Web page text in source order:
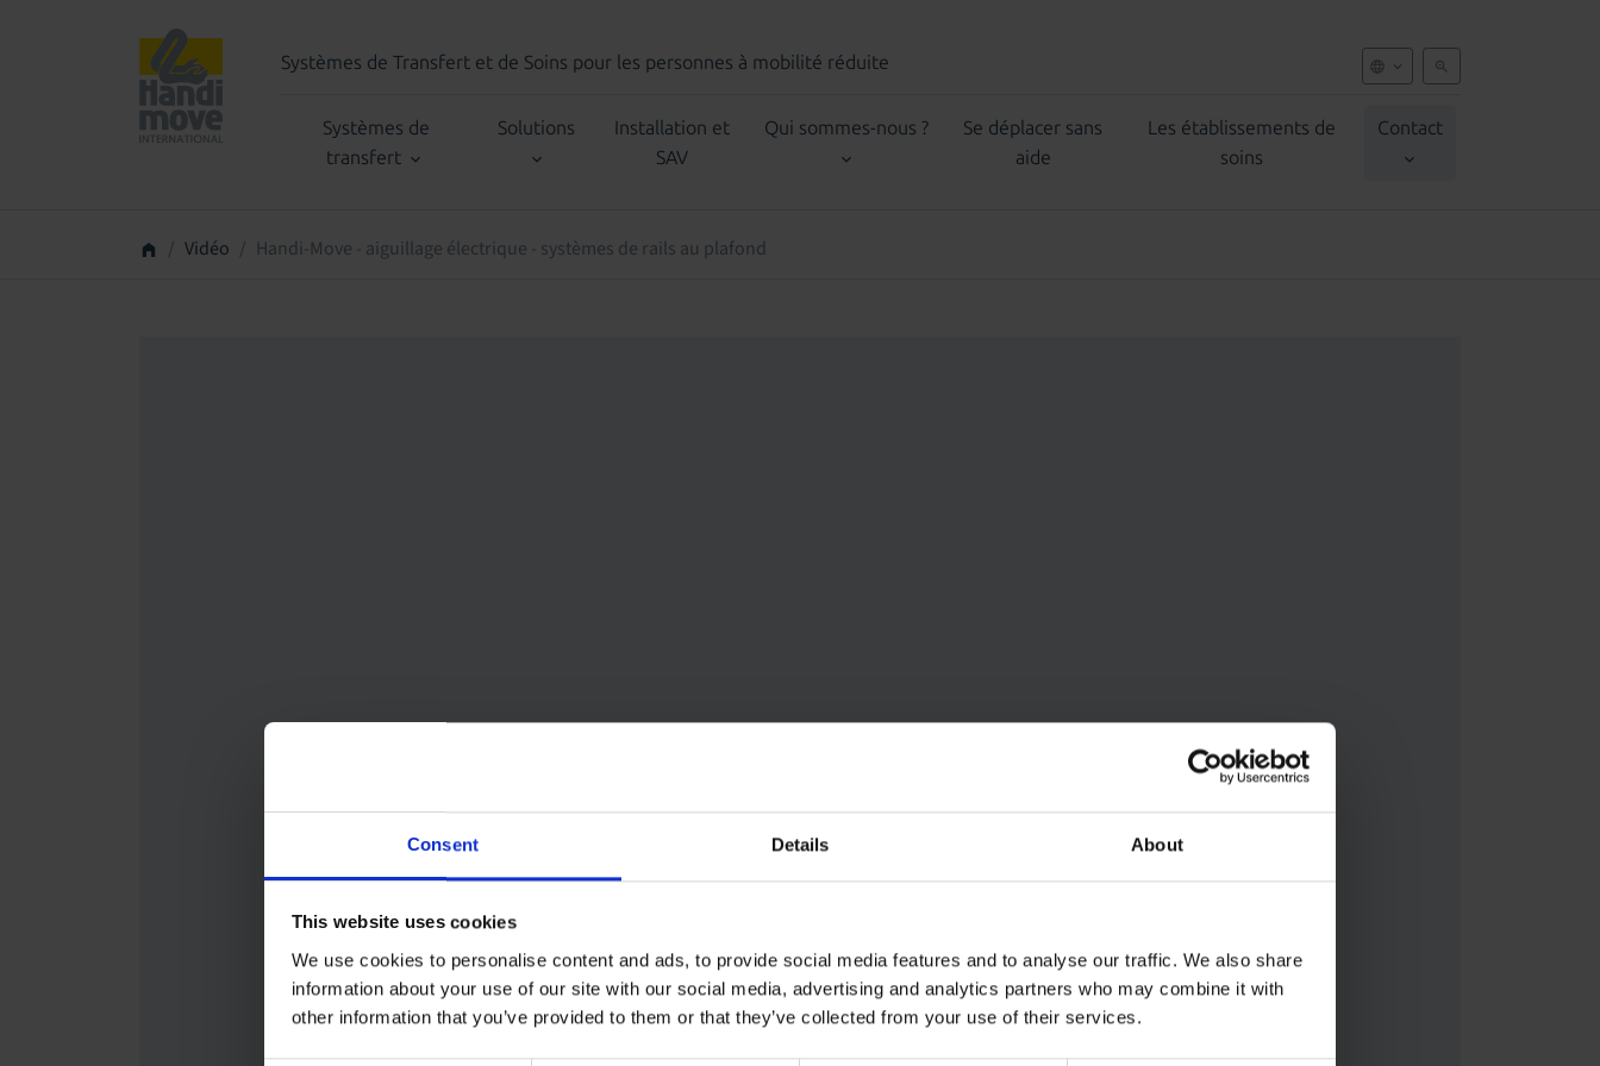
Consent Details About
This website uses cookies
We use cookies to personalise content and ads, to provide social media features and to analyse our traffic. We also share
information about your use of our site with our social media, advertising and analytics partners who may combine it with
other information that you’ve provided to them or that they’ve collected from your use of their services.
Systèmes de Transfert et de Soins pour les personnes à mobilité réduite
Systèmes de
transfert
Solutions
Installation et
SAV
Qui sommes-nous ?
Se déplacer sans
aide
Les établissements de
soins
Contact
Vidéo Handi-Move - aiguillage électrique - systèmes de rails au plafond